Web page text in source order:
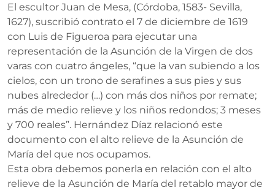
El escultor Juan de Mesa, (Córdoba, 1583- Sevilla,
1627), suscribió contrato el 7 de diciembre de 1619
con Luis de Figueroa para ejecutar una
representación de la Asunción de la Virgen de dos
varas con cuatro ángeles, “que la van subiendo a los
cielos, con un trono de serafines a sus pies y sus
nubes alrededor (…) con más dos niños por remate;
más de medio relieve y los niños redondos; 3 meses
y 700 reales”. Hernández Díaz relacionó este
documento con el alto relieve de la Asunción de
María del que nos ocupamos.
Esta obra debemos ponerla en relación con el alto
relieve de la Asunción de María del retablo mayor de